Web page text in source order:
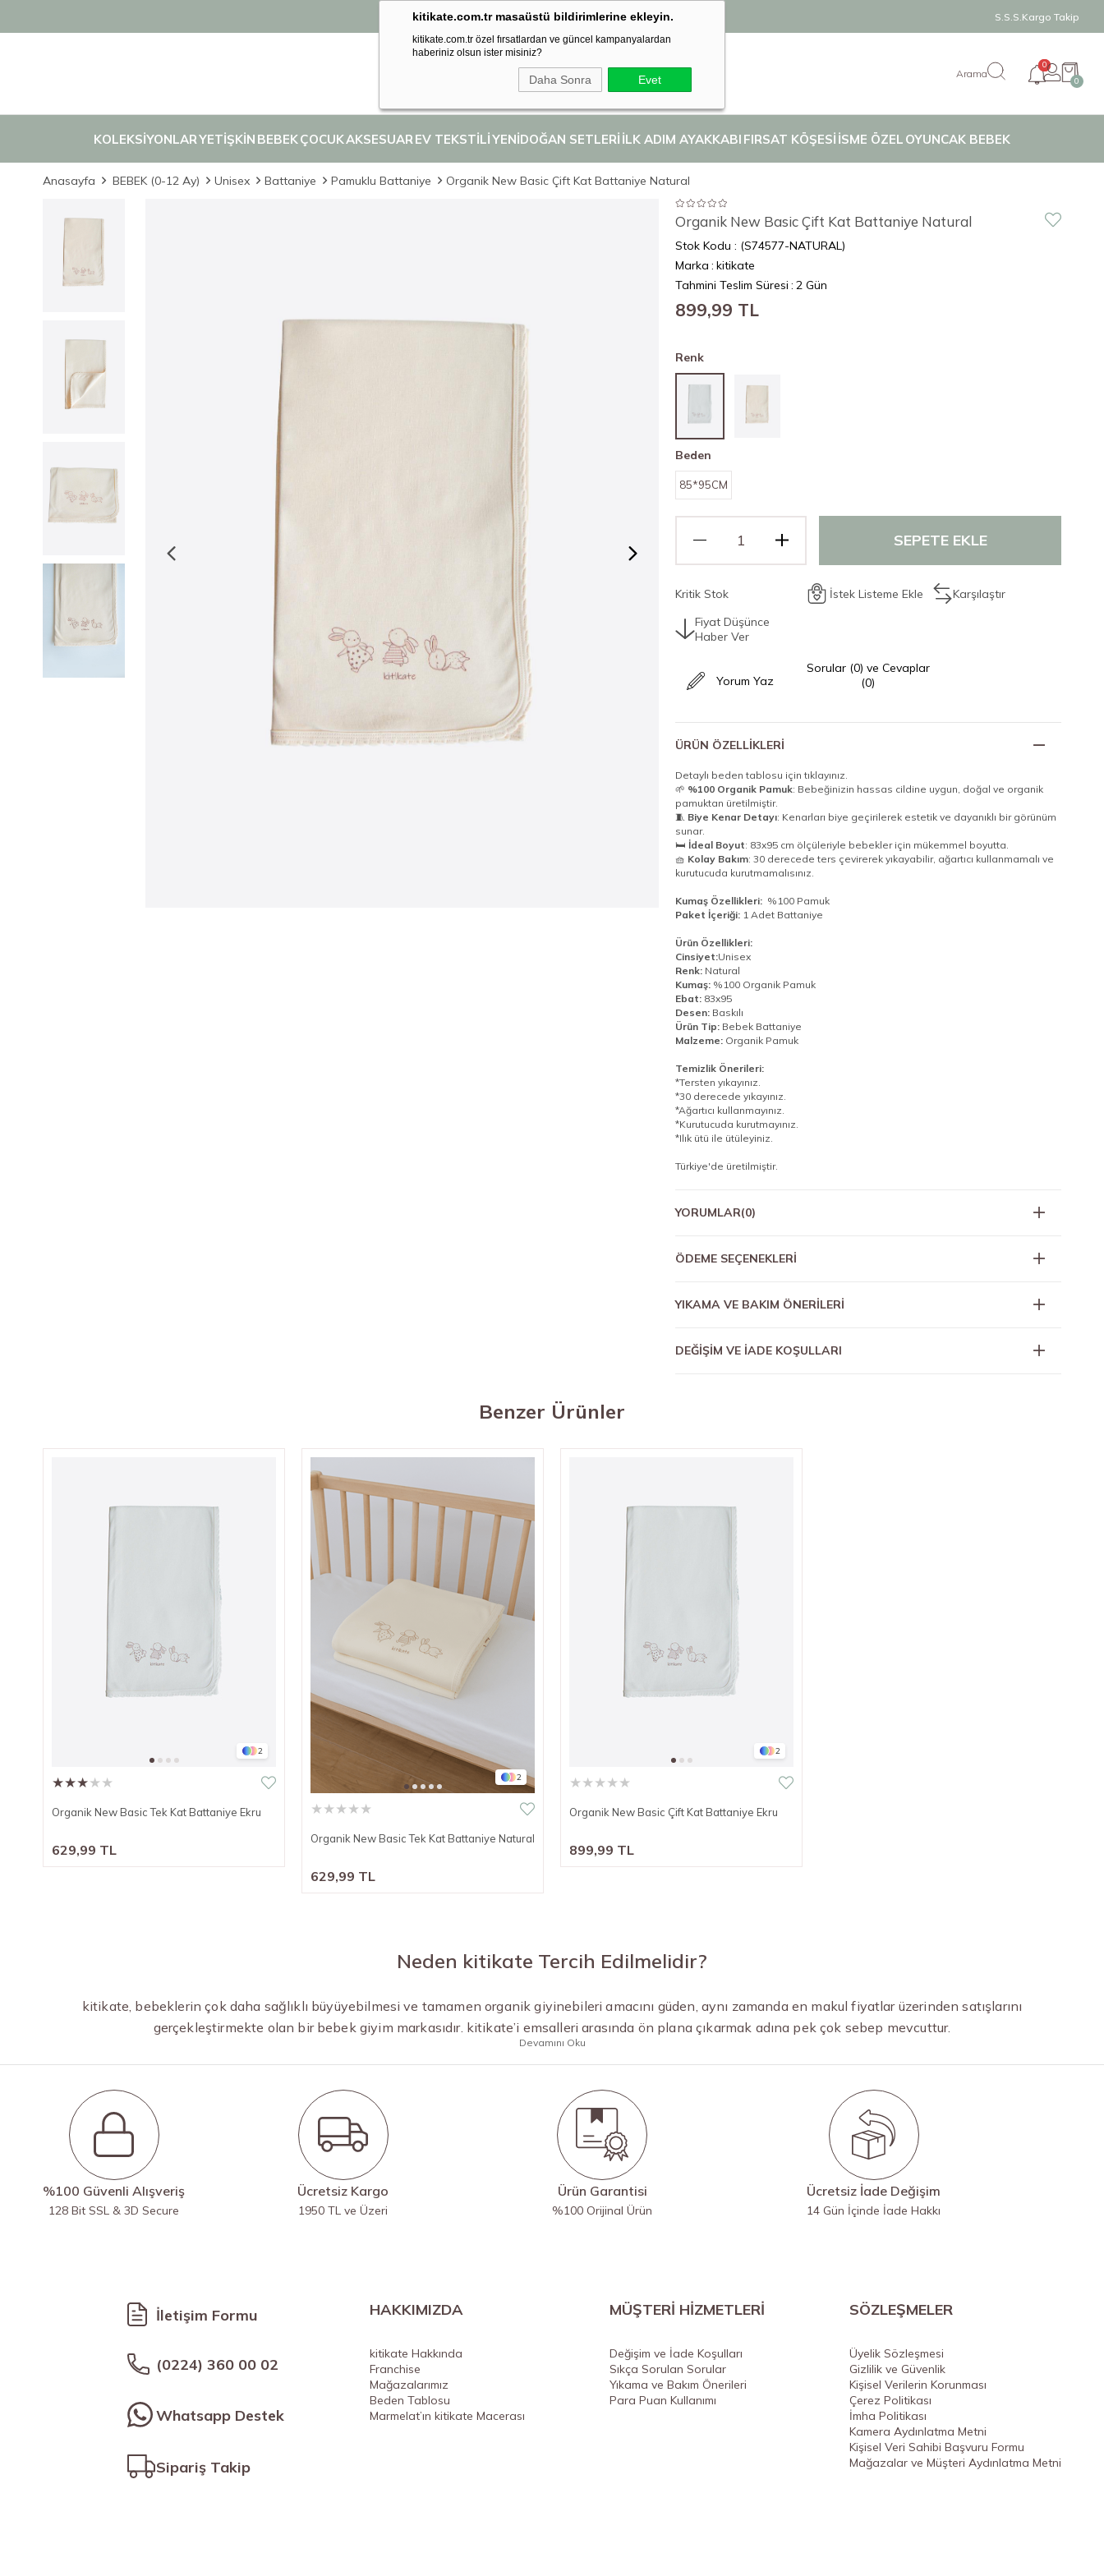
kitikate.com.tr masaüstü bildirimlerine ekleyin.
kitikate.com.tr özel fırsatlardan ve güncel kampanyalardan
haberiniz olsun ister misiniz?
Daha Sonra Evet
Seçili İlk Adım Ayakkabılarında 2. Ürüne %50 İndirim! 👣 S.S.S. Kargo Takip
0
0
KOLEKSİYONLARYETİŞKİN BEBEKÇOCUKAKSESUAR EV TEKSTİLİYENİDOĞAN SETLERİ İLK ADIM AYAKKABI FIRSAT KÖŞESİ İSME ÖZEL OYUNCAK BEBEK
Anasayfa BEBEK (0-12 Ay) Unisex Battaniye Pamuklu Battaniye Organik New Basic Çift Kat Battaniye Natural
Organik New Basic Çift Kat Battaniye Natural
Stok Kodu
(S74577-NATURAL)
Marka : kitikate
Tahmini Teslim Süresi : 2 Gün
899,99 TL
Renk
Beden
85*95CM
Kritik Stok İstek Listeme Ekle
Karşılaştır
Fiyat Düşünce
Haber Ver
Yorum Yaz
Sorular (0) ve Cevaplar
(0)
ÜRÜN ÖZELLIKLERI
Detaylı beden tablosu için tıklayınız.
🌱 %100 Organik Pamuk: Bebeğinizin hassas cildine uygun, doğal ve organik
pamuktan üretilmiştir.
🧵 Biye Kenar Detayı: Kenarları biye geçirilerek estetik ve dayanıklı bir görünüm
sunar.
🛏️ İdeal Boyut: 83x95 cm ölçüleriyle bebekler için mükemmel boyutta.
🧺 Kolay Bakım: 30 derecede ters çevirerek yıkayabilir, ağartıcı kullanmamalı ve
kurutucuda kurutmamalısınız.
Kumaş Özellikleri: %100 Pamuk
Paket İçeriği: 1 Adet Battaniye
Ürün Özellikleri:
Cinsiyet:Unisex
Renk: Natural
Kumaş: %100 Organik Pamuk
Ebat: 83x95
Desen: Baskılı
Ürün Tip: Bebek Battaniye
Malzeme: Organik Pamuk
Temizlik Önerileri:
*Tersten yıkayınız.
*30 derecede yıkayınız.
*Ağartıcı kullanmayınız.
*Kurutucuda kurutmayınız.
*Ilık ütü ile ütüleyiniz.
Türkiye'de üretilmiştir.
YORUMLAR(0)
ÖDEME SEÇENEKLERI
YIKAMA VE BAKIM ÖNERİLERİ
DEĞİŞİM VE İADE KOŞULLARI
Benzer Ürünler
2
★★★★★
Organik New Basic Tek Kat Battaniye Ekru
629,99 TL
2
★★★★★
Organik New Basic Tek Kat Battaniye Natural
629,99 TL
2
★★★★★
Organik New Basic Çift Kat Battaniye Ekru
899,99 TL
Neden kitikate Tercih Edilmelidir?
kitikate, bebeklerin çok daha sağlıklı büyüyebilmesi ve tamamen organik giyinebileri amacını güden, aynı zamanda en makul fiyatlar üzerinden satışlarını
gerçekleştirmekte olan bir bebek giyim markasıdır. kitikate’i emsalleri arasında ön plana çıkarmak adına pek çok sebep mevcuttur.
Devamını Oku
%100 Güvenli Alışveriş
128 Bit SSL & 3D Secure
Ücretsiz Kargo
1950 TL ve Üzeri
Ürün Garantisi
%100 Orijinal Ürün
Ücretsiz İade Değişim
14 Gün İçinde İade Hakkı
İletişim Formu
(0224) 360 00 02
Whatsapp Destek
Sipariş Takip
HAKKIMIZDA
kitikate Hakkında
Franchise
Mağazalarımız
Beden Tablosu
Marmelat’ın kitikate Macerası
MÜŞTERİ HİZMETLERİ
Değişim ve İade Koşulları
Sıkça Sorulan Sorular
Yıkama ve Bakım Önerileri
Para Puan Kullanımı
SÖZLEŞMELER
Üyelik Sözleşmesi
Gizlilik ve Güvenlik
Kişisel Verilerin Korunması
Çerez Politikası
İmha Politikası
Kamera Aydınlatma Metni
Kişisel Veri Sahibi Başvuru Formu
Mağazalar ve Müşteri Aydınlatma Metni